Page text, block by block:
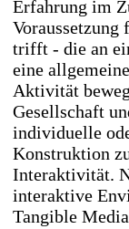
Erfahrung im
trifft - die an
eine
Aktivität
Gesellschaft
individuelle
Konstruktion
Interaktivität.
interaktive
Tangible